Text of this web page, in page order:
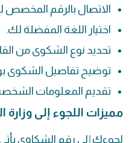
الاتصال بالرقم المخصص
اختيار اللغة المفضلة لك.
تحديد نوع الشكوى من
توضيح تفاصيل الشكوى
تقديم المعلومات
مميزات اللجوء إلى
لجوءك إلى رقم الشكاوى